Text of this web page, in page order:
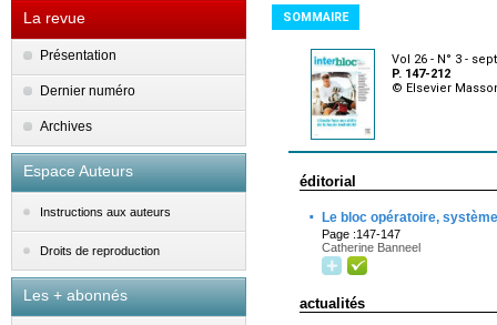
La revue
Présentation
Dernier numéro
Archives
Espace Auteurs
Instructions aux auteurs
Droits de reproduction
Les + abonnés
SOMMAIRE
Vol 26 - N° 3 -
P. 147-212
© Elsevier
éditorial
· Le bloc opératoire,
Page :147-147
Catherine Banneel
actualités